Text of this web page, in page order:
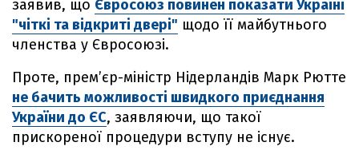
заявив, що Євросоюз повинен показати Україні
"чіткі та відкриті двері" щодо її майбутнього
членства у Євросоюзі.
Проте, прем’єр-міністр Нідерландів Марк Рютте
не бачить можливості швидкого приєднання
України до ЄС, заявляючи, що такої
прискореної процедури вступу не існує.